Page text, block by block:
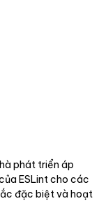
phát triển áp
ESLint cho các
đặc biệt và hoạt